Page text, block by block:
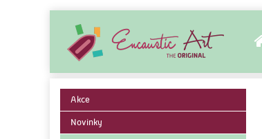
Akce
Novinky